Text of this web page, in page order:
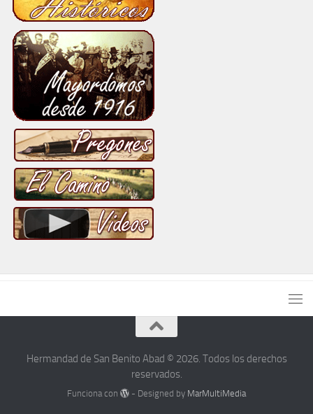
Hermandad de San Benito Abad © 2026. Todos los derechos
reservados.
Funciona con - Designed by MarMultiMedia